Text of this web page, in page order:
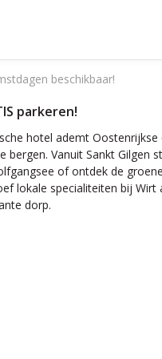
beschikbaar!
parkeren!
hotel ademt
Vanuit Sankt Gilgen
of ontdek de
lokale specialiteiten bij
dorp.